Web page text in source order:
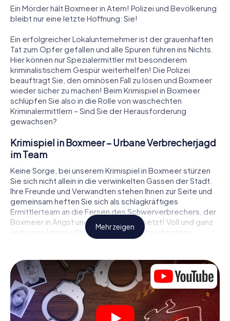
Ein Mörder hält Boxmeer in Atem! Polizei und Bevölkerung
bleibt nur eine letzte Hoffnung: Sie!
Ein erfolgreicher Lokalunternehmer ist der grauenhaften
Tat zum Opfer gefallen und alle Spuren führen ins Nichts.
Hier können nur Spezialermittler mit besonderem
kriminalistischem Gespür weiterhelfen! Die Polizei
beauftragt Sie, den ominösen Fall zu lösen und Boxmeer
wieder sicher zu machen! Beim Krimispiel in Boxmeer
schlüpfen Sie also in die Rolle von waschechten
Kriminalermittlern – Sind Sie der Herausforderung
gewachsen?
Krimispiel in Boxmeer – Urbane Verbrecherjagd
im Team
Keine Sorge, bei unserem Krimispiel in Boxmeer stürzen
Sie sich nicht allein in die verwinkelten Gassen der Stadt.
Ihre Freunde und Verwandten stehen Ihnen zur Seite und
gemeinsam heften Sie sich als schlagkräftiges
Ermittlerteam an die Fersen des Schwerverbrechers, der
Boxmeer in Angst und Schrecken versetzt! Voll und ganz
verlassen können Sie sich dabei auf Ihr wichtigstes
Ermittlerutensil, Ihr Smartphone. Mittels GPS-Navigation
zahlreichen Schauplätzen in Boxmeer, die mit der Tat in
Verbindung stehen, und schließlich zum Mörder. An jedem
Ort knacken Sie knifflige Rätsel und kommen so Stück für
Stück der Lösung des Falls immer näher. Anders als bei
einem klassischen Krimi Dinner in Boxmeer bestimmen
also Sie das Geschehen, bewegen sich an der frischen
Mehr zeigen